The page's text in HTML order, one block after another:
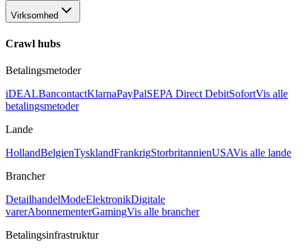
Virksomhed
Crawl hubs
Betalingsmetoder
iDEALBancontactKlarnaPayPalSEPA Direct DebitSofortVis alle
betalingsmetoder
Lande
HollandBelgienTysklandFrankrigStorbritannienUSAVis alle lande
Brancher
DetailhandelModeElektronikDigitale
varerAbonnementerGamingVis alle brancher
Betalingsinfrastruktur